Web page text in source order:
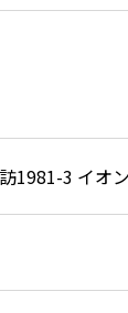
1981-3 イオ